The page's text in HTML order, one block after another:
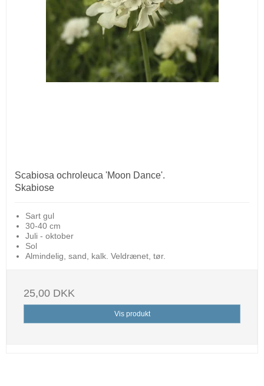
Scabiosa ochroleuca 'Moon Dance'.
Skabiose
Sart gul
30-40 cm
Juli - oktober
Sol
Almindelig, sand, kalk. Veldrænet, tør.
25,00 DKK
Vis produkt